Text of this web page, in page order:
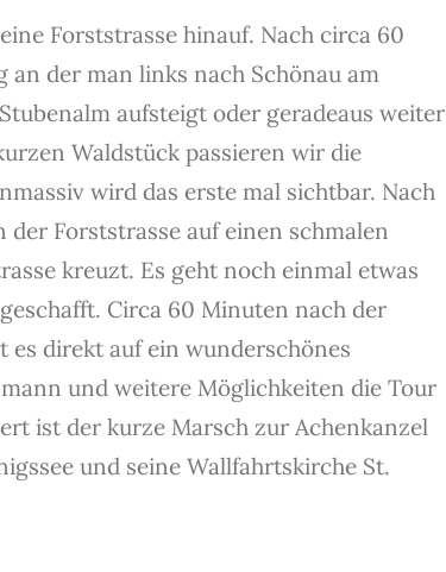
Forststrasse hinauf. Nach circa 60
der man links nach Schönau am
aufsteigt oder geradeaus weiter
Waldstück passieren wir die
wird das erste mal sichtbar. Nach
Forststrasse auf einen schmalen
kreuzt. Es geht noch einmal etwas
Circa 60 Minuten nach der
es direkt auf ein wunderschönes
und weitere Möglichkeiten die Tour
ist der kurze Marsch zur Achenkanzel
und seine Wallfahrtskirche St.